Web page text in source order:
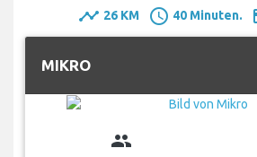
timeline 26 KM schedule 40 Minuten.
MIKRO
group